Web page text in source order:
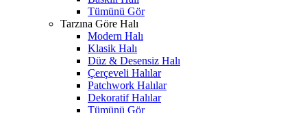
Tümünü Gör
Tarzına Göre Halı
Modern Halı
Klasik Halı
Düz & Desensiz Halı
Çerçeveli Halılar
Patchwork Halılar
Dekoratif Halılar
Tümünü Gör